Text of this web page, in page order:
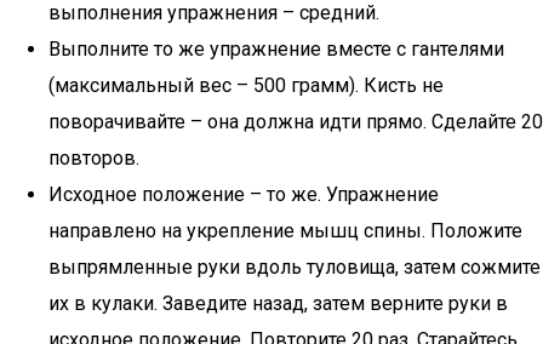
выполнения упражнения – средний.
Выполните то же упражнение вместе с гантелями
(максимальный вес – 500 грамм). Кисть не
поворачивайте – она должна идти прямо. Сделайте 20
повторов.
Исходное положение – то же. Упражнение
направлено на укрепление мышц спины. Положите
выпрямленные руки вдоль туловища, затем сожмите
их в кулаки. Заведите назад, затем верните руки в